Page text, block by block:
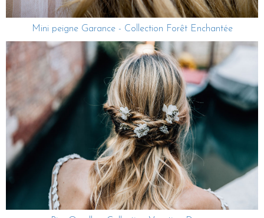
Mini peigne Garance - Collection Forêt Enchantée